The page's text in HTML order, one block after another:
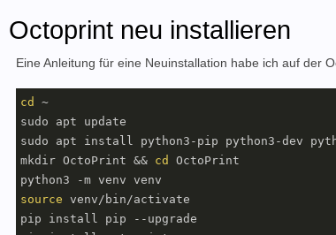
Octoprint neu installieren
Eine Anleitung für eine Neuinstallation habe ich auf der
cd
~
sudo apt update
sudo apt install python3-pip python3-dev
mkdir OctoPrint && cd
OctoPrint
source venv/bin/activate
pip install pip --upgrade